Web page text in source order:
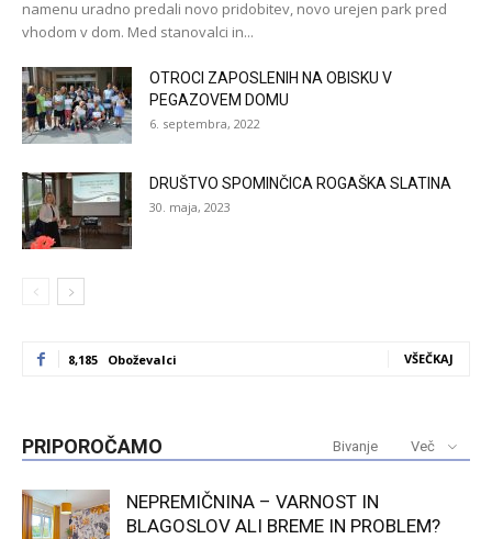
namenu uradno predali novo pridobitev, novo urejen park pred
vhodom v dom. Med stanovalci in...
OTROCI ZAPOSLENIH NA OBISKU V
PEGAZOVEM DOMU
6. septembra, 2022
DRUŠTVO SPOMINČICA ROGAŠKA SLATINA
30. maja, 2023
8,185 Oboževalci VŠEČKAJ
PRIPOROČAMO Bivanje Več
NEPREMIČNINA – VARNOST IN
BLAGOSLOV ALI BREME IN PROBLEM?